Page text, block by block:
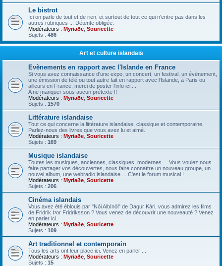
Le bistrot
Ici on parle de tout et de rien, et surtout de tout ce qui n'entre pas dans les
autres rubriques ... Détente obligée.
Modérateurs : Myriaðe Souricette
Sujets : 486
Art et culture islandais
Evènements en rapport avec l'Islande en France
Si vous avez connaissance d'une expo, un concert, un festival, un évènement,
une émission de télé ou tout autre fait en rapport avec l'Islande, à Paris ou
ailleurs en France, merci de poster l'info ici ...
A ne manquer sous aucun prétexte !!
Modérateurs : Myriaðe Souricette
Sujets : 1570
Littérature islandaise
Tout ce qui concerne la littérature islandaise, classique et contemporaine.
Parlez-nous des livres que vous avez lu et aimé.
Modérateurs : Myriaðe Souricette
Sujets : 169
Musique islandaise
Toutes les musiques, anciennes, classiques, modernes ... Vous voulez nous
faire partager vos découvertes, nous faire connaître un nouveau groupe, un
nouvel album, une webradio islandaise ... C'est le forum musical !
Modérateurs : Myriaðe Souricette
Sujets : 206
Cinéma islandais
Vous avez été éblouis par "Nói Albínói" de Dagur Kári, vous admirez les films
de Fridrik Þor Fridriksson ? Vous venez de découvrir une nouveauté ? Venez
en parler ici.
Modérateurs : Myriaðe Souricette
Sujets : 109
Art traditionnel et contemporain
Tous les arts ont leur place ici. Venez en parler ...
Modérateurs : Myriaðe Souricette
Sujets : 15